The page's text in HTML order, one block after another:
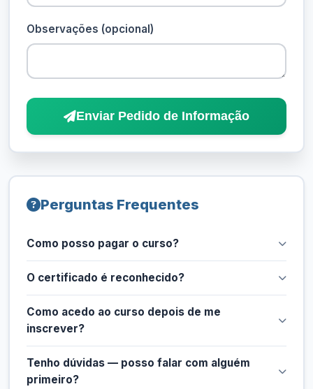
Observações (opcional)
Enviar Pedido de Informação
Perguntas Frequentes
Como posso pagar o curso?
O certificado é reconhecido?
Como acedo ao curso depois de me
inscrever?
Tenho dúvidas — posso falar com alguém
primeiro?